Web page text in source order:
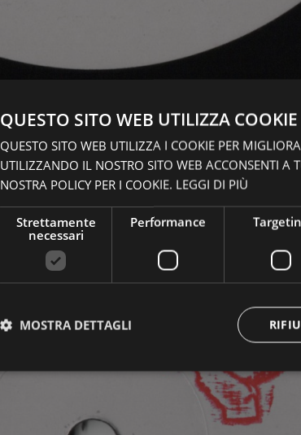
QUESTO SITO WEB UTILIZZA COOKIE
QUESTO SITO WEB UTILIZZA I COOKIE PER
UTILIZZANDO IL NOSTRO SITO WEB ACCONSENTI A
NOSTRA POLICY PER I COOKIE. LEGGI DI PIÙ
Strettamente
necessari
Performance
MOSTRA DETTAGLI